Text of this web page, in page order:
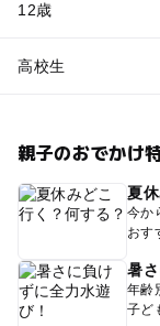
12歳
高校生
親子のおでかけ
夏
今か
おす
暑
年齢
子ど